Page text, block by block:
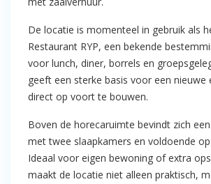
De locatie is momenteel in gebruik als
Restaurant RYP, een bekende
voor lunch, diner, borrels en
geeft een sterke basis voor een nieuwe
direct op voort te bouwen.
Boven de horecaruimte bevindt zich
met twee slaapkamers en voldoende
Ideaal voor eigen bewoning of extra
maakt de locatie niet alleen praktisch,